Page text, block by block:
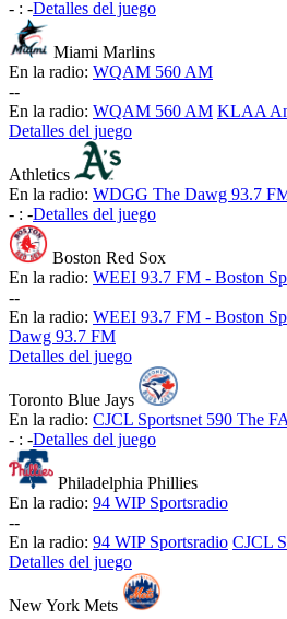
- : -Detalles del juego
Miami Marlins
En la radio: WQAM 560 AM
--
En la radio: WQAM 560 AM KLAA
Detalles del juego
Athletics
En la radio: WDGG The Dawg 93.7
- : -Detalles del juego
Boston Red Sox
En la radio: WEEI 93.7 FM - Boston
--
En la radio: WEEI 93.7 FM - Boston
Dawg 93.7 FM
Detalles del juego
Toronto Blue Jays
En la radio: CJCL Sportsnet 590 The
- : -Detalles del juego
Philadelphia Phillies
En la radio: 94 WIP Sportsradio
--
En la radio: 94 WIP Sportsradio CJCL
Detalles del juego
New York Mets